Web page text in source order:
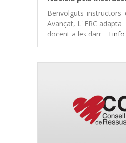
Benvolguts instructors
Avançat, L' ERC
docent a les darr... +info